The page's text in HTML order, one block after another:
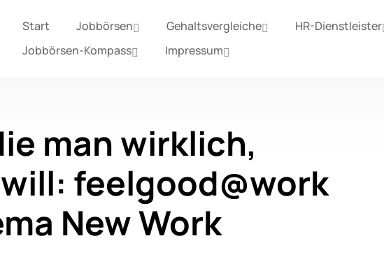
Start Jobbörsen Gehaltsvergleiche HR-Dienstleister
Jobbörsen-Kompass
Impressum
man wirklich,
feelgood@work
New Work